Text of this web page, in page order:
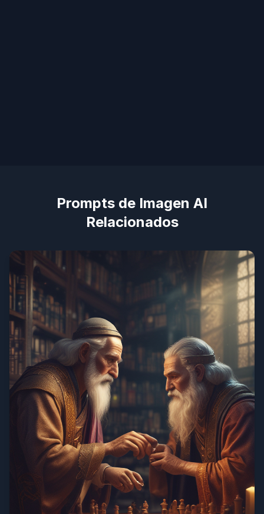
Prompts de Imagen AI
Relacionados